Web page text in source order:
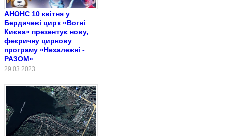
АНОНС 10 квітня у
Бердичеві цирк «Вогні
Києва» презентує нову,
феєричну циркову
програму «Незалежні -
РАЗОМ»
29.03.2023